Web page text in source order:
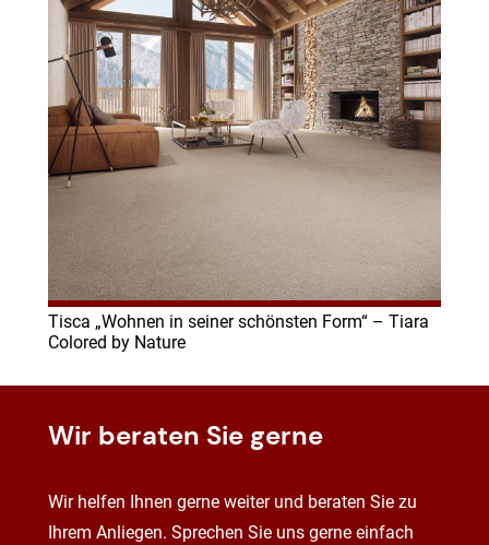
Tisca „Wohnen in seiner schönsten Form“ – Tiara
Colored by Nature
Wir beraten Sie gerne
Wir helfen Ihnen gerne weiter und beraten Sie zu
Ihrem Anliegen. Sprechen Sie uns gerne einfach